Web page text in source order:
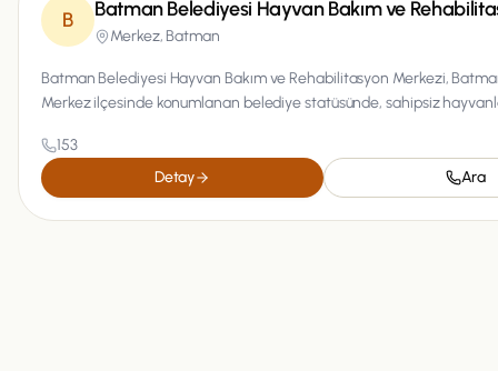
B Batman Belediyesi Hayvan Bakım ve
Merkez, Batman
Batman Belediyesi Hayvan Bakım ve Rehabilitasyon Merkezi,
Merkez ilçesinde konumlanan belediye statüsünde, sahipsiz
153
Detay
Ara